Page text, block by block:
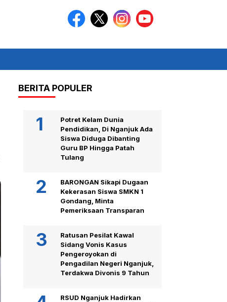
BERITA POPULER
Potret Kelam Dunia
Pendidikan, Di Nganjuk Ada
Siswa Diduga Dibanting
Guru BP Hingga Patah
Tulang
BARONGAN Sikapi Dugaan
Kekerasan Siswa SMKN 1
Gondang, Minta
Pemeriksaan Transparan
Ratusan Pesilat Kawal
Sidang Vonis Kasus
Pengeroyokan di
Pengadilan Negeri Nganjuk,
Terdakwa Divonis 9 Tahun
RSUD Nganjuk Hadirkan